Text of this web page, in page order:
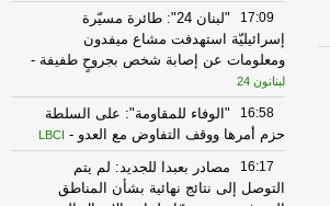
17:09
"لبنان 24": طائرة مسيّرة
إسرائيليّة استهدفت مشاع ميفدون
ومعلومات عن إصابة شخص بجروحٍ طفيفة -
لبنانون 24
16:58
"الوفاء للمقاومة": على السلطة
حزم أمرها ووقف التفاوض مع العدو -
LBCI
16:17
مصادر بعبدا للجديد: لم يتم
التوصل إلى نتائج نهائية بشأن المناطق